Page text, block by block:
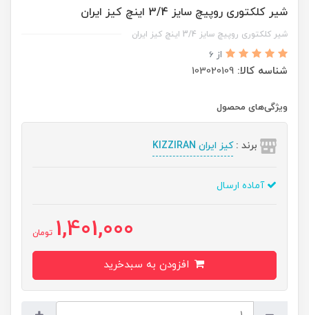
شیر کلکتوری روپیچ سایز 3/4 اینچ کیز ایران
شیر کلکتوری روپیچ سایز 3/4 اینچ کیز ایران
از 6
شناسه کالا: 103020109
ویژگی‌های محصول
برند :کیز ایران KIZZIRAN
آماده ارسال
1,401,000 تومان